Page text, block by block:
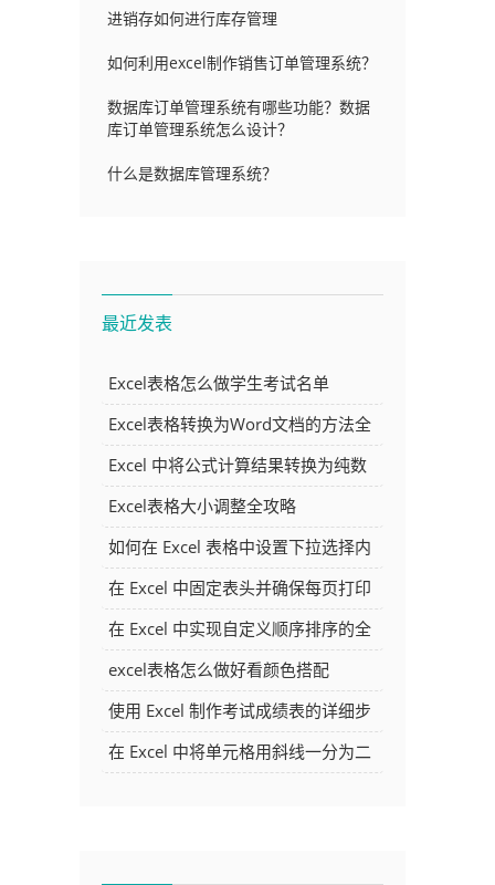
进销存如何进行库存管理
如何利用excel制作销售订单管理系统？
数据库订单管理系统有哪些功能？数据
库订单管理系统怎么设计？
什么是数据库管理系统？
最近发表
Excel表格怎么做学生考试名单
Excel表格转换为Word文档的方法全
解析
Excel 中将公式计算结果转换为纯数
字的多种方法
Excel表格大小调整全攻略
如何在 Excel 表格中设置下拉选择内
容
在 Excel 中固定表头并确保每页打印
时都显示表头的方法详解
在 Excel 中实现自定义顺序排序的全
面指南
excel表格怎么做好看颜色搭配
使用 Excel 制作考试成绩表的详细步
骤及技巧
在 Excel 中将单元格用斜线一分为二